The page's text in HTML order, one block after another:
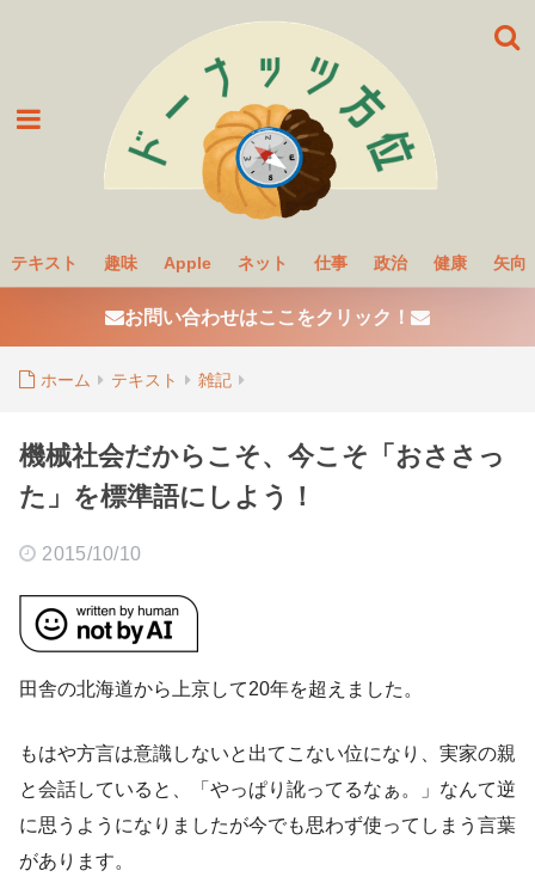
テキスト 趣味 Apple ネット 仕事 政治 健康 矢向
お問い合わせはここをクリック！
ホーム テキスト 雑記
機械社会だからこそ、今こそ「おささっ
た」を標準語にしよう！
2015/10/10
田舎の北海道から上京して20年を超えました。
もはや方言は意識しないと出てこない位になり、実家の親
と会話していると、「やっぱり訛ってるなぁ。」なんて逆
に思うようになりましたが今でも思わず使ってしまう言葉
があります。